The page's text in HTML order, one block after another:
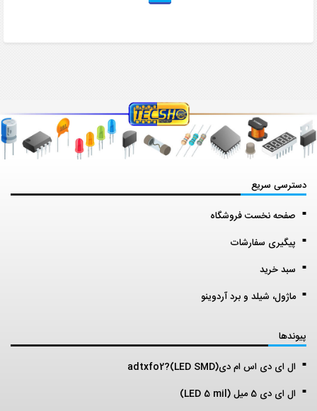
دسترسی سریع
صفحه نخست فروشگاه
پیگیری سفارشات
سبد خرید
ماژول، شیلد و برد آردوینو
پیوندها
ال ای دی اس ام دی(LED SMD)?adtxfo2
ال ای دی 5 میل (LED 5 mil)